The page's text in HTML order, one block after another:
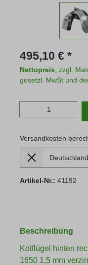
Regulärer Preis:
495,10 € *
Nettopreis , zzgl.
gesetzl. MwSt und
Produkt
Versandkosten
Lieferland
Versandkosten
Artikel-Nr.: 41192
Beschreibung
Kotflügel hinten
1650 1,5 mm